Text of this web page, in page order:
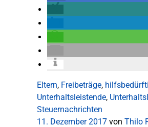
Eltern, Freibeträge,
Unterhaltsleistende,
Steuernachrichten
11. Dezember 2017 von Thilo